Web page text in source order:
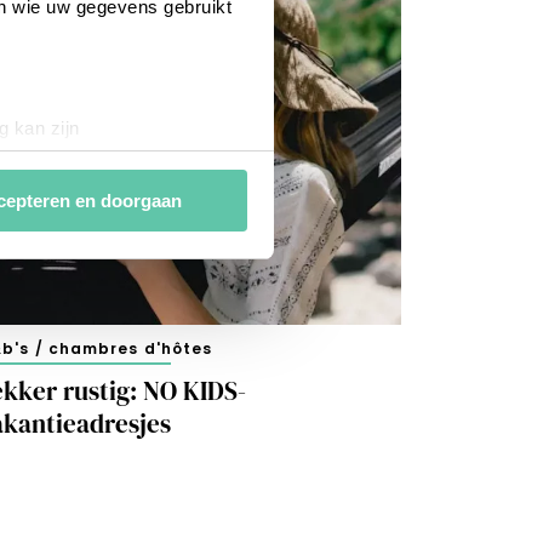
wie uw gegevens gebruikt
kan zijn
detailgedeelte
analytische en
van derde partijen om
te stemmen. Je kunt je
het gebruik van alle
en doorgaan
/ chambres d'hôtes
rustig: NO KIDS-